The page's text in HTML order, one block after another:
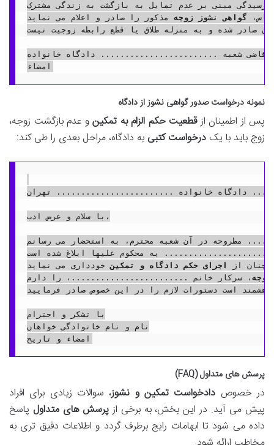
مبنی بر عدم تمایل به بازگشت به زندگی مشترک.
گواهی نشوز زوجه مذکور را صادر و اعلام می نماید.
صادر شده و به منزله طلاق یا قطع رابطه زوجیت نیست.
قاضی شعبه ........................ دادگاه خانواده ........................
نمونه درخواست صدور گواهی نشوز از دادگاه
پس از اطمینان ازقطعیت حکم الزام به تمکینو عدم بازگشت زوجه،
زوج باید با یک درخواست کتبیبه دادگاه، مراحل بعدی را طی کند:
دادگاه خانواده ........................ تهران
با سلام و عرض ادب،
در آن شعبه محترم، به استحضار می رسانم:
........................ به محکوم علیها ابلاغ شده است.
از
اجرای حکم دادگاه و تمکین خودداری می نماید.
، سرکار خانم ........................، را دارم.
است دستورات لازم را در این خصوص صادر فرمایید.
با تشکر و احترام
نام و نام خانوادگی خواهان
پرسش های متداول (FAQ)
در خصوص دادخواست تمکین و نشوز، سوالات زیادی برای افراد
پیش می آید. در این بخش، به برخی ازپرسش های متداول پاسخ
داده می شود تا ابهامات رایج برطرف گردد و اطلاعات دقیق تری به